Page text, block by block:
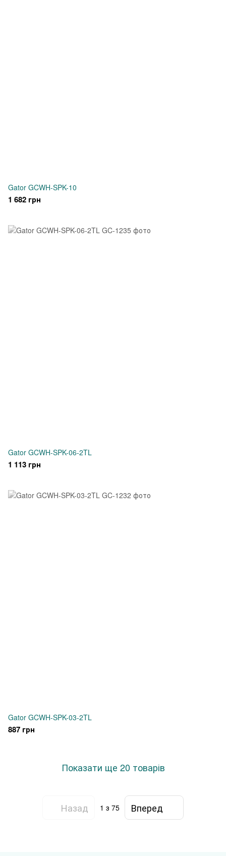
Gator GCWH-SPK-10
1 682 грн
Gator GCWH-SPK-06-2TL
1 113 грн
Gator GCWH-SPK-03-2TL
887 грн
Показати ще 20 товарів
Назад 1 з 75 Вперед